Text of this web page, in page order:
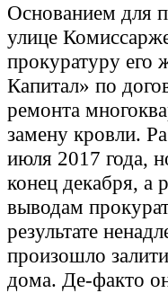
Основанием для
улице
прокуратуру
Капитал» по
ремонта
замену кровли.
июля 2017 года,
конец декабря, а
выводам
результате
произошло
дома. Де-факто